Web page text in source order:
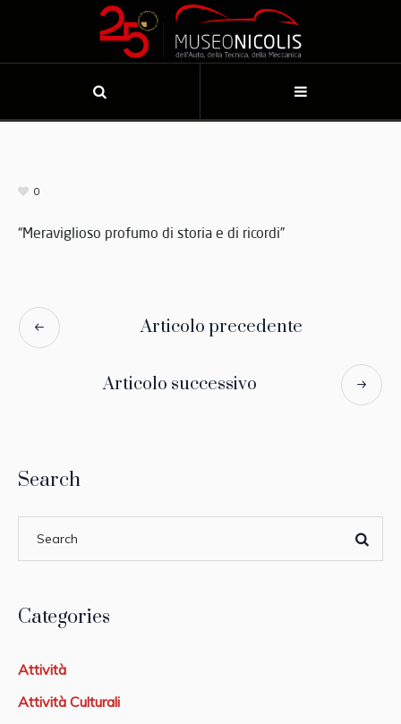
0
“Meraviglioso profumo di storia e di ricordi”
Articolo precedente
Articolo successivo
Search
Categories
Attività
Attività Culturali